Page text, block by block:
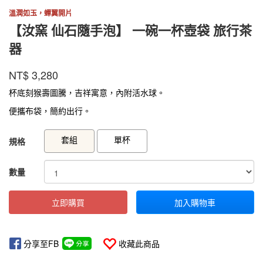
溫潤如玉，蟬翼開片
【汝窯 仙石隨手泡】 一碗一杯壺袋 旅行茶
器
商品代號 RYXS001SS
RYXS001SS
品牌
寶
NT$3,280
杯底刻猴壽圖騰，吉祥寓意，內附活水球。
便攜布袋，簡約出行。
GOODS000000000000000001845
規格 套組 單杯
數量
立即購買 加入購物車
分享至FB 收藏此商品